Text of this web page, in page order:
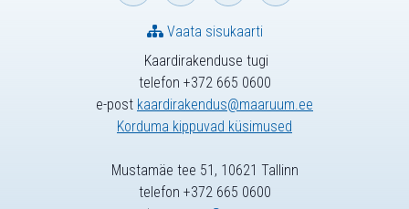
Kaardirakenduse tugi
telefon +372 665 0600
e-post kaardirakendus@maaruum.ee
Korduma kippuvad küsimused
Vaata sisukaarti
Mustamäe tee 51, 10621 Tallinn
telefon +372 665 0600